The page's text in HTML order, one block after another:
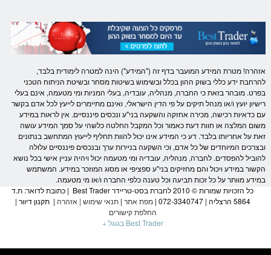
אזהרה! מטרת המידע המועבר בדף זה ("המידע") הינה למטרה לימודית בלבד,
להרחבת ידע כללי בשוק ההון בכלל ובשימוש בשיטותמסחרובשיטת הניתוח הטכני
בפרט. מובהר בזאת כי החברה, מנהליה, עובדיה, בעלי המניותומי מטעמה, אינם בעלי
רישיון יועץ ו/או מנהל תיקים על פי הדין הישראלי, ואינם מתיימרים לייעץ לכל אדם בקשר
עם כדאיות רכישה, מכירה אחזקה והשקעה בני"ע ונכסים פיננסיים. אין לראות במידע
משום המלצה או חוות דעת כאמור וכל המקבל החלטה כלשהי על סמך המידע עושה
זאת על אחריותו בלבד. דע כי המידע אינו יכול להוות תחליף לייעוץ המתחשב בנתונים
ובצרכים המיוחדים של כל אדם, וכי השקעה בניירות ערךובנכסים פיננסיים עלולה
להוביל להפסדים. לחברה, מנהליה, עובדיה ומי מטעמה יכול ויהיה עניין אישי בכל נושא
הקשור במידע ויכול והם מחזיקים בני"ע ספציפי או מסוג המוזכר במידע. המשתמש
במידע מוותר על כל זכות תביעה וכל טענה כלפי החברה ו/או מי מטעמה.
כל הזכויות שמורות © 2010 לחברת בסט-טריידר Best Trader | כתובת לדואר: ת.ד
5864 הרצליה | 072-3340747 |
מפת אתר | תנאי שימוש | אזהרה | תקנון דיוור |
החלפת קישורים
Best Trader בגוגל +